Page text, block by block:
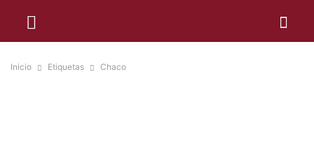
Inicio Etiquetas Chaco